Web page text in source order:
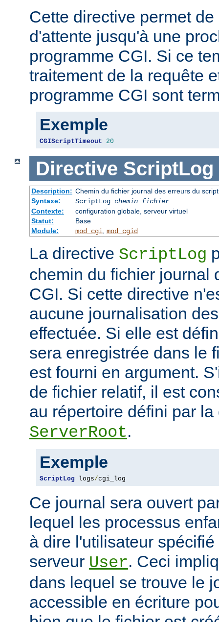
Cette directive permet
d'attente jusqu'à une
programme CGI. Si ce
traitement de la requête
programme CGI sont
Exemple
CGIScriptTimeout 20
Directive ScriptLog
Description: Chemin du fichier journal des erreurs du
Syntaxe:
ScriptLog chemin fichier
Contexte:
configuration globale, serveur virtuel
Statut:
Base
Module:
mod_cgi, mod_cgid
La directive ScriptLog
chemin du fichier journal
CGI. Si cette directive
aucune journalisation
effectuée. Si elle est
sera enregistrée dans le
est fourni en argument.
de fichier relatif, il est
au répertoire défini par la
ServerRoot.
Exemple
ScriptLog logs/cgi_log
Ce journal sera ouvert
lequel les processus
à dire l'utilisateur
serveur User. Ceci
dans lequel se trouve le
accessible en écriture